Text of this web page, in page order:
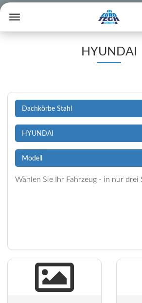
HYUNDAI
Wählen Sie Ihr Fahrzeug - in nur drei